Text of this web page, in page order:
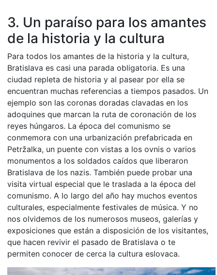
3. Un paraíso para los amantes
de la historia y la cultura
Para todos los amantes de la historia y la cultura,
Bratislava es casi una parada obligatoria. Es una
ciudad repleta de historia y al pasear por ella se
encuentran muchas referencias a tiempos pasados. Un
ejemplo son las coronas doradas clavadas en los
adoquines que marcan la ruta de coronación de los
reyes húngaros. La época del comunismo se
conmemora con una urbanización prefabricada en
Petržalka, un puente con vistas a los ovnis o varios
monumentos a los soldados caídos que liberaron
Bratislava de los nazis. También puede probar una
visita virtual especial que le traslada a la época del
comunismo. A lo largo del año hay muchos eventos
culturales, especialmente festivales de música. Y no
nos olvidemos de los numerosos museos, galerías y
exposiciones que están a disposición de los visitantes,
que hacen revivir el pasado de Bratislava o te
permiten conocer de cerca la cultura eslovaca.